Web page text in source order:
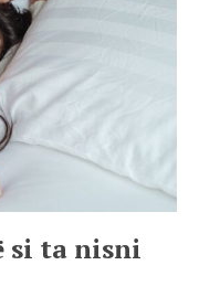
si ta nisni